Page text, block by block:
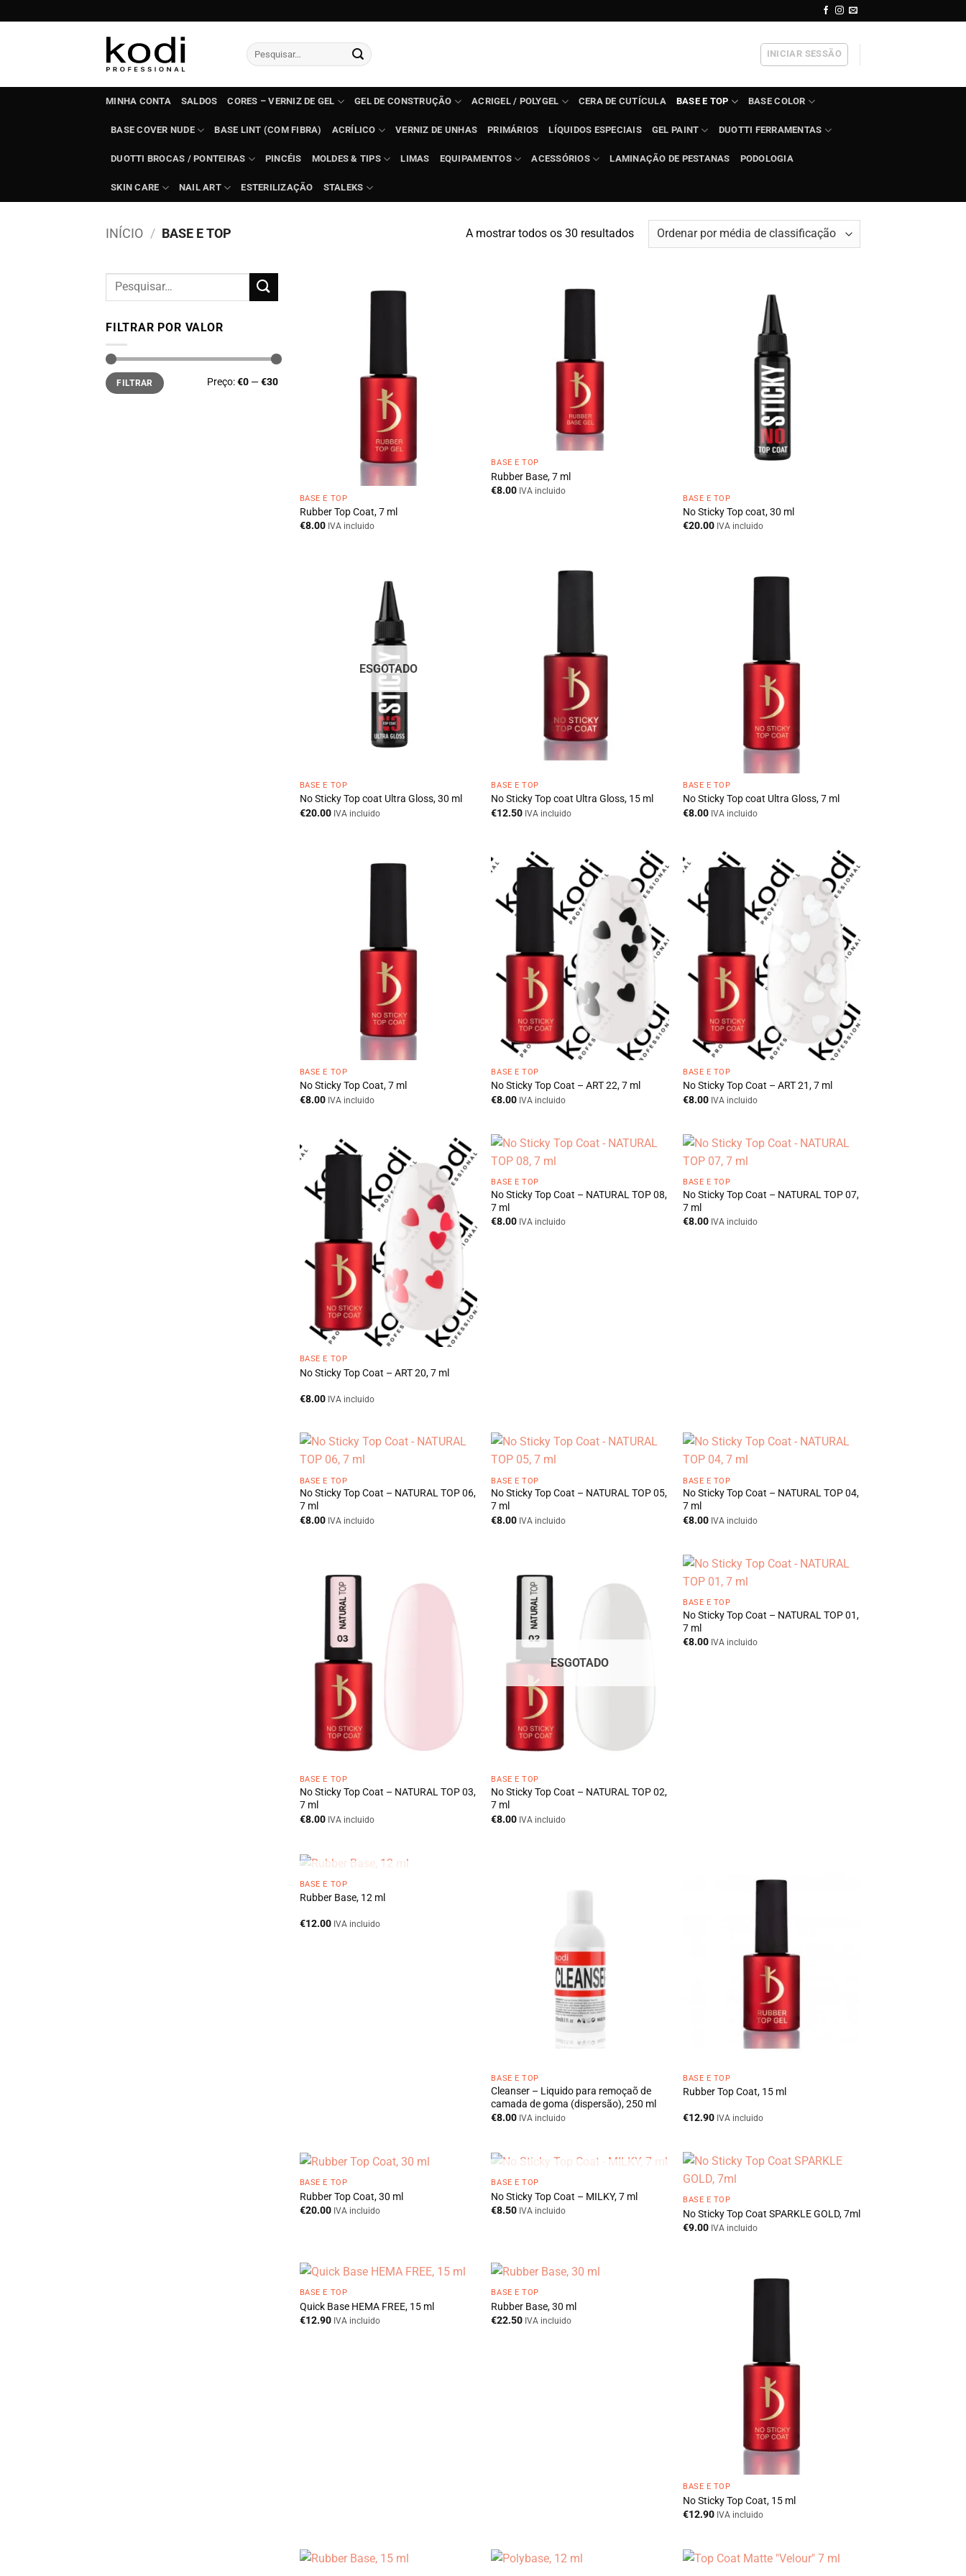
to
Pesquisar
por:
INICIAR SESSÃO
MINHA CONTA SALDOS CORES – VERNIZ DE GEL GEL DE CONSTRUÇÃO ACRIGEL / POLYGEL CERA DE CUTÍCULA BASE E TOP BASE COLOR
BASE COVER NUDE BASE LINT (COM FIBRA) ACRÍLICO VERNIZ DE UNHAS PRIMÁRIOS LÍQUIDOS ESPECIAIS GEL PAINT DUOTTI FERRAMENTAS
DUOTTI BROCAS / PONTEIRAS PINCÉIS MOLDES & TIPS LIMAS EQUIPAMENTOS ACESSÓRIOS LAMINAÇÃO DE PESTANAS PODOLOGIA
SKIN CARE NAIL ART ESTERILIZAÇÃO STALEKS
INÍCIO / BASE E TOP A mostrar todos os 30 resultadosOrdenado
por
Pesquisar
FILTRAR POR VALOR
Preço
mínimo
Preço
máximo
FILTRAR Preço:€0 —€30
BASE E TOP
Rubber Top Coat, 7 ml
€8.00 IVA incluido
BASE E TOP
Rubber Base, 7 ml
€8.00 IVA incluido
BASE E TOP
No Sticky Top coat, 30 ml
€20.00 IVA incluido
ESGOTADO
BASE E TOP
No Sticky Top coat Ultra Gloss, 30 ml
€20.00 IVA incluido
BASE E TOP
No Sticky Top coat Ultra Gloss, 15 ml
€12.50 IVA incluido
BASE E TOP
No Sticky Top coat Ultra Gloss, 7 ml
€8.00 IVA incluido
BASE E TOP
No Sticky Top Coat, 7 ml
€8.00 IVA incluido
BASE E TOP
No Sticky Top Coat – ART 22, 7 ml
€8.00 IVA incluido
BASE E TOP
No Sticky Top Coat – ART 21, 7 ml
€8.00 IVA incluido
BASE E TOP
No Sticky Top Coat – ART 20, 7 ml
€8.00 IVA incluido
BASE E TOP
No Sticky Top Coat – NATURAL TOP 08,
7 ml
€8.00 IVA incluido
BASE E TOP
No Sticky Top Coat – NATURAL TOP 07,
7 ml
€8.00 IVA incluido
BASE E TOP
No Sticky Top Coat – NATURAL TOP 06,
7 ml
€8.00 IVA incluido
BASE E TOP
No Sticky Top Coat – NATURAL TOP 05,
7 ml
€8.00 IVA incluido
BASE E TOP
No Sticky Top Coat – NATURAL TOP 04,
7 ml
€8.00 IVA incluido
BASE E TOP
No Sticky Top Coat – NATURAL TOP 03,
7 ml
€8.00 IVA incluido
ESGOTADO
BASE E TOP
No Sticky Top Coat – NATURAL TOP 02,
7 ml
€8.00 IVA incluido
BASE E TOP
No Sticky Top Coat – NATURAL TOP 01,
7 ml
€8.00 IVA incluido
BASE E TOP
Rubber Base, 12 ml
€12.00 IVA incluido
BASE E TOP
Cleanser – Liquido para remoçaõ de
camada de goma (dispersão), 250 ml
€8.00 IVA incluido
BASE E TOP
Rubber Top Coat, 15 ml
€12.90 IVA incluido
BASE E TOP
Rubber Top Coat, 30 ml
€20.00 IVA incluido
BASE E TOP
No Sticky Top Coat – MILKY, 7 ml
€8.50 IVA incluido
BASE E TOP
No Sticky Top Coat SPARKLE GOLD, 7ml
€9.00 IVA incluido
BASE E TOP
Quick Base HEMA FREE, 15 ml
€12.90 IVA incluido
BASE E TOP
Rubber Base, 30 ml
€22.50 IVA incluido
BASE E TOP
No Sticky Top Coat, 15 ml
€12.90 IVA incluido